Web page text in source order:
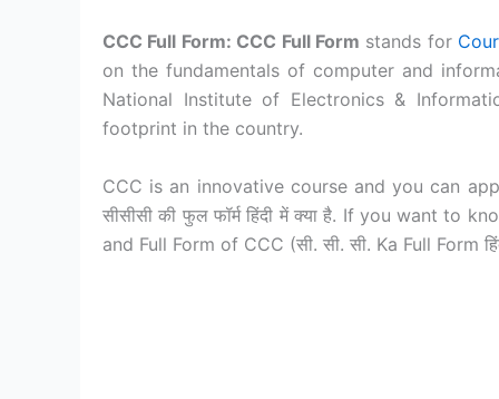
CCC Full Form: CCC Full Form stands for
on the fundamentals of computer and
National Institute of Electronics &
footprint in the country.
CCC is an innovative course and you can
सीसीसी की फुल फॉर्म हिंदी में क्या है. If you want
and Full Form of CCC (सी. सी. सी. Ka Full Form